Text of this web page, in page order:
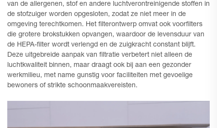
van de allergenen, stof en andere luchtverontreinigende stoffen in
de stofzuiger worden opgesloten, zodat ze niet meer in de
omgeving terechtkomen. Het filterontwerp omvat ook voorfilters
die grotere brokstukken opvangen, waardoor de levensduur van
de HEPA-filter wordt verlengd en de zuigkracht constant blijft.
Deze uitgebreide aanpak van filtratie verbetert niet alleen de
luchtkwaliteit binnen, maar draagt ook bij aan een gezonder
werkmilieu, met name gunstig voor faciliteiten met gevoelige
bewoners of strikte schoonmaakvereisten.